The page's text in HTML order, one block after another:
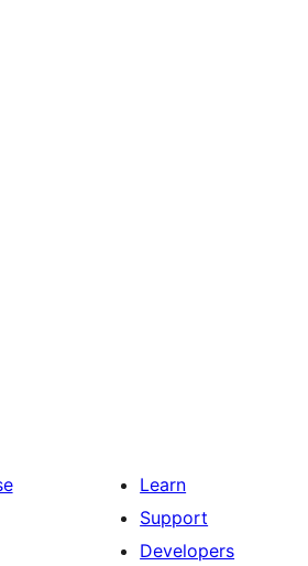
Learn
Support
Developers